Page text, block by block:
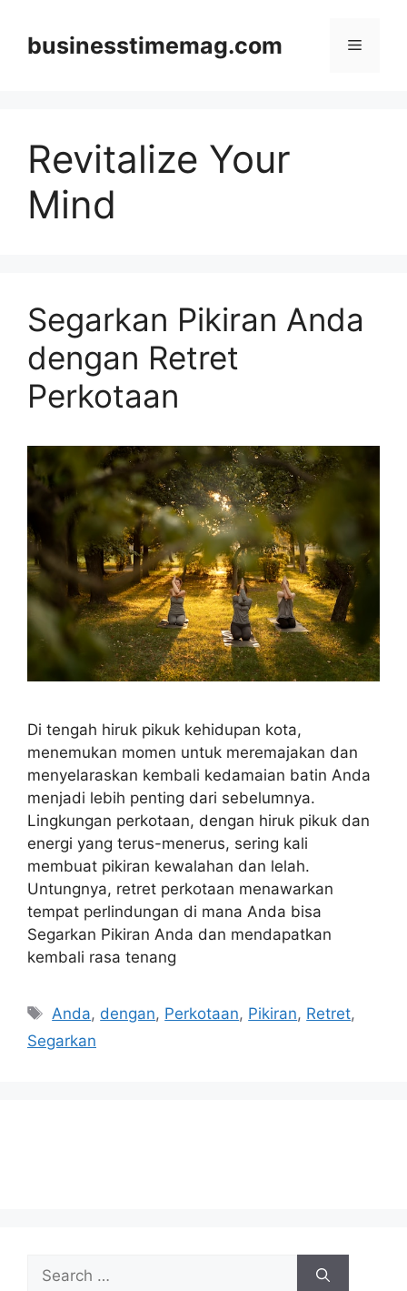
contentbusinesstimemag.com Menu
Revitalize Your
Mind
Segarkan Pikiran Anda
dengan Retret
Perkotaan
Di tengah hiruk pikuk kehidupan kota,
menemukan momen untuk meremajakan dan
menyelaraskan kembali kedamaian batin Anda
menjadi lebih penting dari sebelumnya.
Lingkungan perkotaan, dengan hiruk pikuk dan
energi yang terus-menerus, sering kali
membuat pikiran kewalahan dan lelah.
Untungnya, retret perkotaan menawarkan
tempat perlindungan di mana Anda bisa
Segarkan Pikiran Anda dan mendapatkan
kembali rasa tenang
Tags
Anda, dengan, Perkotaan, Pikiran, Retret,
Segarkan
Search